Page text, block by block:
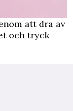
att dra av
och tryck